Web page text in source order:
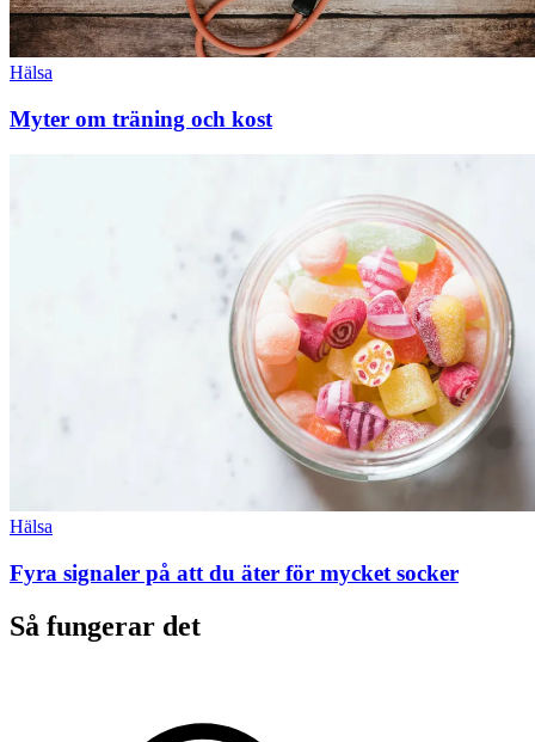
Hälsa
Myter om träning och kost
Hälsa
Fyra signaler på att du äter för mycket socker
Så fungerar det